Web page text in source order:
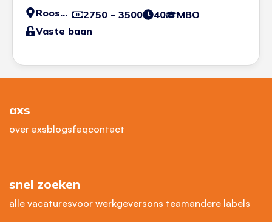
Roosendaal 2750 – 3500 40
MBO
Vaste baan
axs
over axsblogsfaqcontact
snel zoeken
alle vacaturesvoor werkgeversons teamandere labels